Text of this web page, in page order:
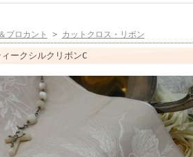
ブロカント > カットクロス・リボン
ークシルクリボンC